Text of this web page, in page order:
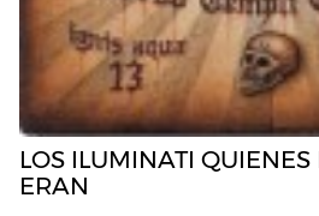
LOS ILUMINATI
ERAN